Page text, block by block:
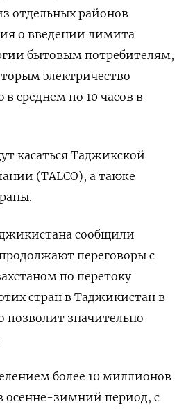
отдельных районов
о введении лимита
бытовым потребителям,
электричество
среднем по 10 часов в
касаться Таджикской
(TALCO), а также
сообщили
переговоры с
по перетоку
стран в Таджикистан в
значительно
более 10 миллионов
осенне-зимний период, с